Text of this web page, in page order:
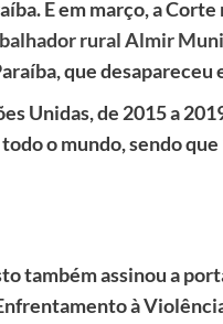
E em março, a
rural Almir
que desapareceu
Unidas, de 2015 a
o mundo, sendo
também assinou a
à